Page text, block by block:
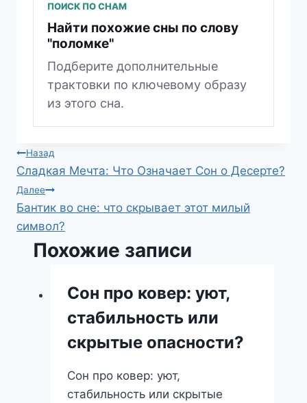
ПОИСК ПО СНАМ
Найти похожие сны по слову
"поломке"
Подберите дополнительные
трактовки по ключевому образу
из этого сна.
Навигация
по
записям
Назад
Сладкая Мечта: Что Означает Сон о Десерте?
Далее
Бантик во сне: что скрывает этот милый
символ?
Похожие записи
Сон про ковер: уют,
стабильность или
скрытые опасности?
Сон про ковер: уют,
стабильность или скрытые